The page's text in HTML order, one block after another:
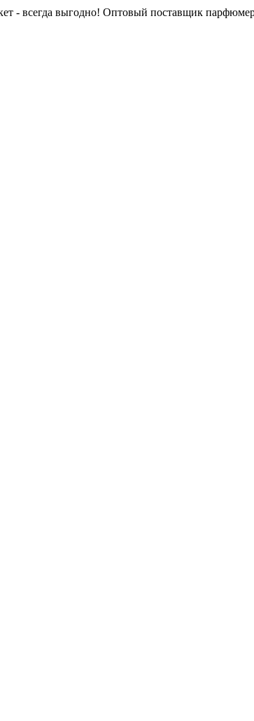
- всегда выгодно! Оптовый поставщик